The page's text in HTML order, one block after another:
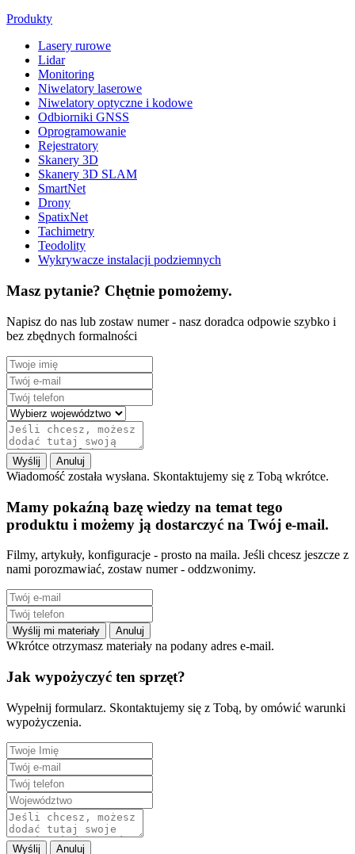
Produkty
Lasery rurowe
Lidar
Monitoring
Niwelatory laserowe
Niwelatory optyczne i kodowe
Odbiorniki GNSS
Oprogramowanie
Rejestratory
Skanery 3D
Skanery 3D SLAM
SmartNet
Drony
SpatixNet
Tachimetry
Teodolity
Wykrywacze instalacji podziemnych
Masz pytanie? Chętnie pomożemy.
Napisz do nas lub zostaw numer - nasz doradca odpowie szybko i
bez zbędnych formalności
Wyślij Anuluj
Wiadomość została wysłana. Skontaktujemy się z Tobą wkrótce.
Mamy pokaźną bazę wiedzy na temat tego
produktu i możemy ją dostarczyć na Twój e-mail.
Filmy, artykuły, konfiguracje - prosto na maila. Jeśli chcesz jeszcze z
nami porozmawiać, zostaw numer - oddzwonimy.
Wyślij mi materiały Anuluj
Wkrótce otrzymasz materiały na podany adres e-mail.
Jak wypożyczyć ten sprzęt?
Wypełnij formularz. Skontaktujemy się z Tobą, by omówić warunki
wypożyczenia.
Wyślij Anuluj